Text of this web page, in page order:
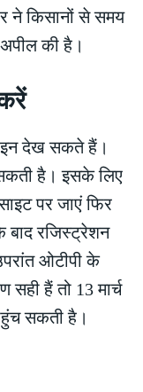
ने किसानों से समय
की है।
देख सकते हैं।
है। इसके लिए
पर जाएं फिर
रजिस्ट्रेशन
ओटीपी के
सही हैं तो 13 मार्च
सकती है।